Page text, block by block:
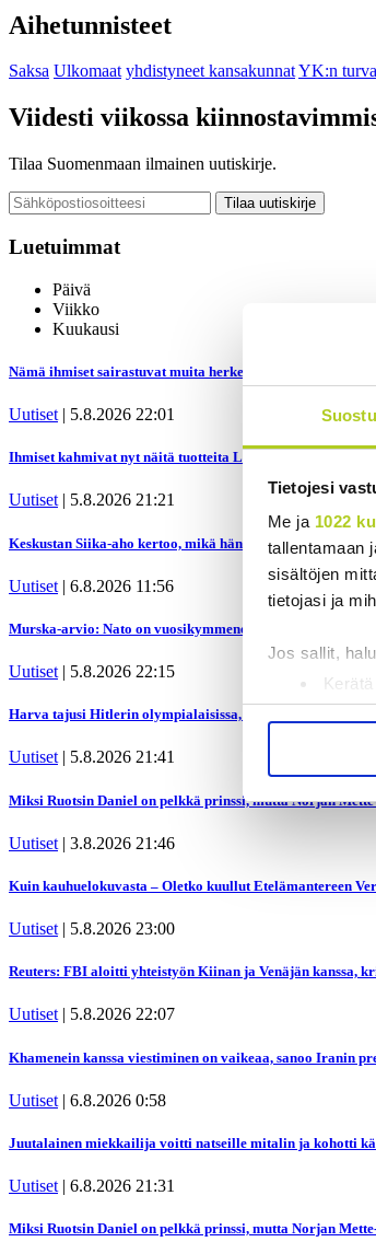
Tietojesi
Me ja 1022
tallentamaan
sisältöjen
tietojasi ja
Jos sallit,
Lue lisää
olet antanut
Aihetunnisteet
Saksa Ulkomaat yhdistyneet kansakunnatYK:n
Viidesti viikossa
Tilaa Suomenmaan ilmainen uutiskirje.
Luetuimmat
Päivä
Viikko
Kuukausi
Nämä ihmiset sairastuvat muita herkemmin sydän- ja
Uutiset | 5.8.2026 22:01
Ihmiset kahmivat nyt näitä tuotteita Lidleistä – ”Hittitrendi”
Uutiset | 5.8.2026 21:21
Keskustan Siika-aho kertoo, mikä hänestä on Ylen
Uutiset | 6.8.2026 11:56
Murska-arvio: Nato on vuosikymmenen jäljessä Venäjän
Uutiset | 5.8.2026 22:15
Harva tajusi Hitlerin olympialaisissa, mitä pinnan alla kyti
Uutiset | 5.8.2026 21:41
Miksi Ruotsin Daniel on pelkkä prinssi, mutta Norjan
Uutiset | 3.8.2026 21:46
Kuin kauhuelokuvasta – Oletko kuullut Etelämantereen
Uutiset | 5.8.2026 23:00
Reuters: FBI aloitti yhteistyön Kiinan ja Venäjän kanssa,
Uutiset | 5.8.2026 22:07
Khamenein kanssa viestiminen on vaikeaa, sanoo Iranin
Uutiset | 6.8.2026 0:58
Juutalainen miekkailija voitti natseille mitalin ja kohotti
Uutiset | 6.8.2026 21:31
Miksi Ruotsin Daniel on pelkkä prinssi, mutta Norjan